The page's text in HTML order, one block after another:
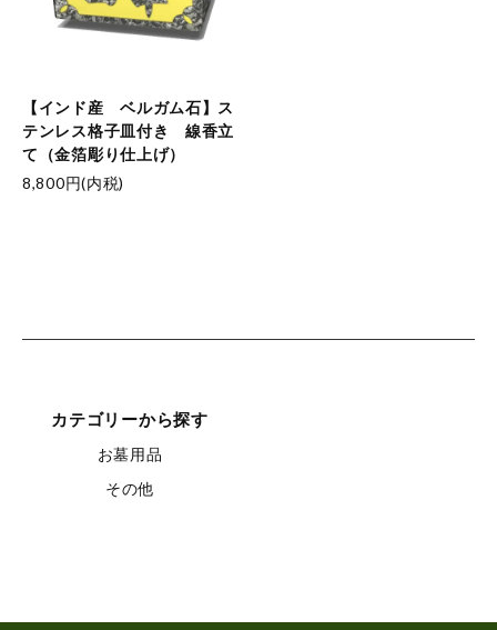
【インド産 ベルガム石】ス
テンレス格子皿付き 線香立
て（金箔彫り仕上げ）
8,800円(内税)
カテゴリーから探す
お墓用品
その他